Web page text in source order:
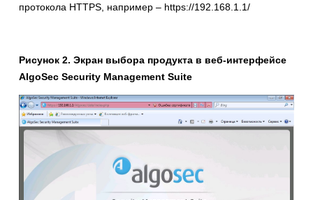
протокола HTTPS, например – https://192.168.1.1/
Рисунок 2. Экран выбора продукта в веб-интерфейсе
AlgoSec Security Management Suite